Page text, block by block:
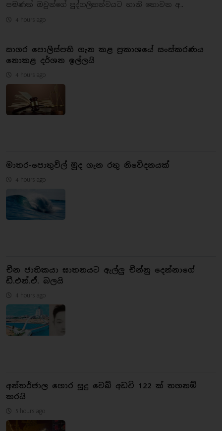
පමණක් ඔවුන්ගේ පුද්ගලිකත්වයට හානි නොවන අ..
4 hours ago
සාගර පොලිස්පති ගැන කළ ප්‍රකාශයේ සංස්කරණය
නොකළ දර්ශන ඉල්ලයි
4 hours ago
මාතර-පොතුවිල් මූද ගැන රතු නිවේදනයක්
4 hours ago
චීන ජාතිකයා ඝාතනයට ඇල්ලු චීන්නු දෙන්නාගේ
ඩී.එන්.ඒ. බලයි
4 hours ago
අන්තර්ජාල හොර සූදු වෙබ් අඩවි 122 ක් තහනම්
කරයි
5 hours ago